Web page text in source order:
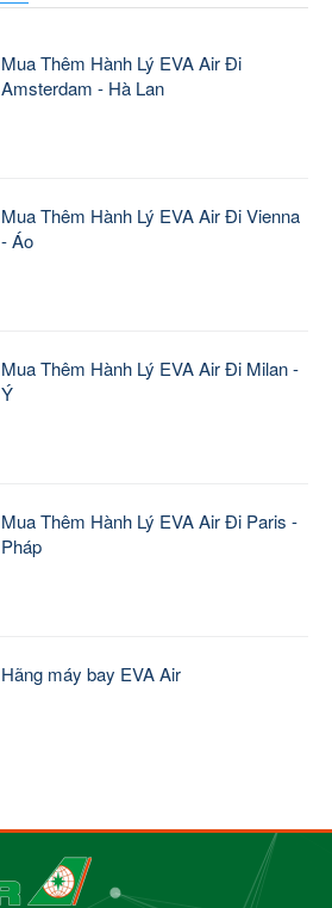
Mua Thêm Hành Lý EVA Air Đi
Amsterdam - Hà Lan
Mua Thêm Hành Lý EVA Air Đi Vienna
- Áo
Mua Thêm Hành Lý EVA Air Đi Milan -
Ý
Mua Thêm Hành Lý EVA Air Đi Paris -
Pháp
Hãng máy bay EVA Air